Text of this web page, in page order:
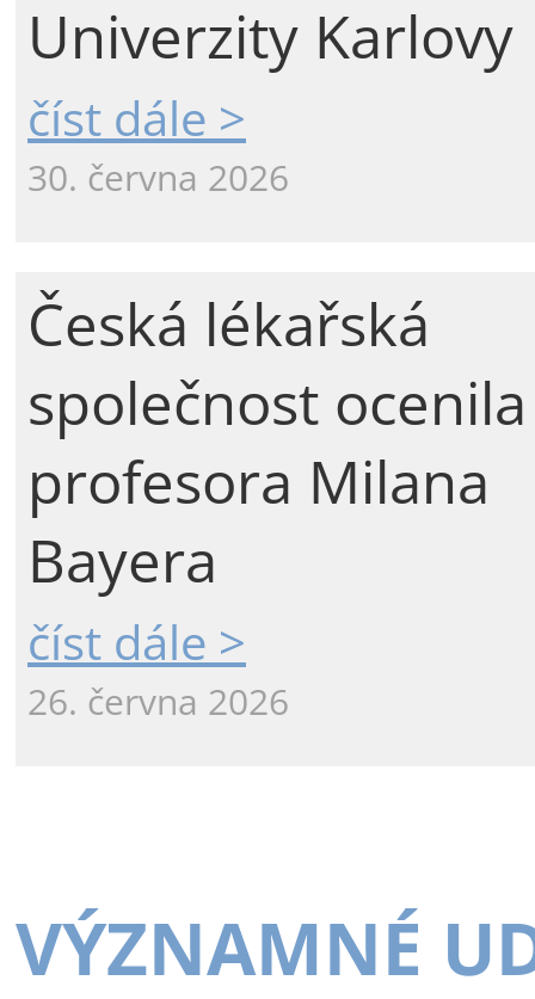
Univerzity Karlovy
číst dále >
30. června 2026
Česká lékařská
společnost ocenila
profesora Milana
Bayera
číst dále >
26. června 2026
VÝZNAMNÉ